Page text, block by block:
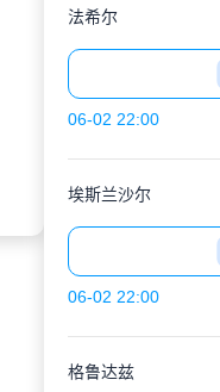
法希尔
06-02 22:00
埃斯兰沙尔
06-02 22:00
格鲁达兹